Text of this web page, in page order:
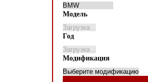
Модель
Год
Модификация